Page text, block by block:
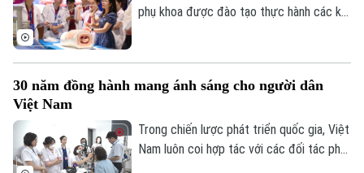
Golf
Sao
Thời trang
Âm nhạc
phụ khoa được đào tạo thực hành các kỹ
thế giới. Hoạt động diễn ra trong khuôn
2026.
30 năm đồng hành mang ánh sáng cho người dân
Việt Nam
Trong chiến lược phát triển quốc gia, Việt
Nam luôn coi hợp tác với các đối tác phát